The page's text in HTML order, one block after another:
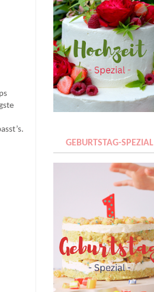
GEBURTSTAG-SPEZIAL